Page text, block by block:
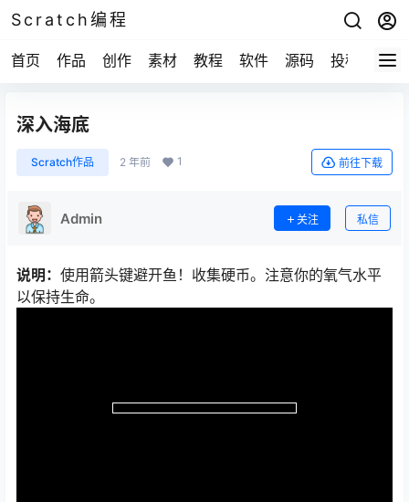
Scratch编程
首页 作品 创作 素材 教程 软件 源码 投稿 关于
深入海底
Scratch作品 2 年前 1 前往下载
Admin 关注 私信
说明： 使用箭头键避开鱼！收集硬币。注意你的氧气水平
以保持生命。